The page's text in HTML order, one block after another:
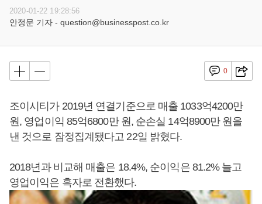
2020-01-22 19:28:56
안정문 기자 - question@businesspost.co.kr
0
조이시티가 2019년 연결기준으로 매출 1033억4200만
원, 영업이익 85억6800만 원, 순손실 14억8900만 원을
낸 것으로 잠정집계됐다고 22일 밝혔다.
2018년과 비교해 매출은 18.4%, 순이익은 81.2% 늘고
영업이익은 흑자로 전환했다.